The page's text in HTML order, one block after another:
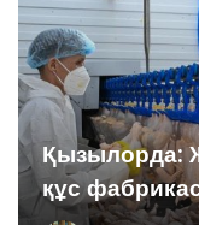
Қызылорда:
құс